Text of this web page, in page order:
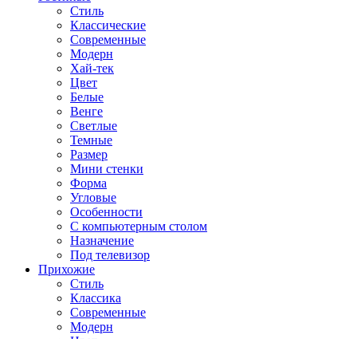
Стиль
Классические
Современные
Модерн
Хай-тек
Цвет
Белые
Венге
Светлые
Темные
Размер
Мини стенки
Форма
Угловые
Особенности
С компьютерным столом
Назначение
Под телевизор
Прихожие
Стиль
Классика
Современные
Модерн